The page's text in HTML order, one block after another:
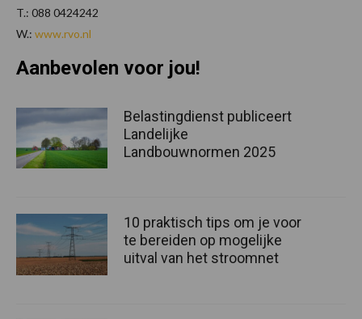
T.: 088 0424242
W.: www.rvo.nl
Aanbevolen voor jou!
Belastingdienst publiceert
Landelijke
Landbouwnormen 2025
10 praktisch tips om je voor
te bereiden op mogelijke
uitval van het stroomnet